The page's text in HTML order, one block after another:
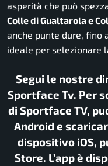
asperità che può
Colle di Gualtarola e
anche punte dure, fino
ideale per selezionare
Segui le nostre
Sportface Tv. Per
di Sportface TV,
Android e
dispositivo iOS,
Store. L’app è